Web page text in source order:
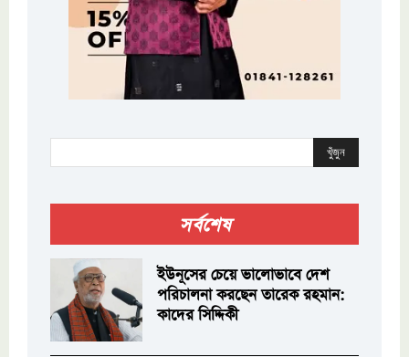
খুঁজুন
সর্বশেষ
ইউনূসের চেয়ে ভালোভাবে দেশ
পরিচালনা করছেন তারেক রহমান:
কাদের সিদ্দিকী